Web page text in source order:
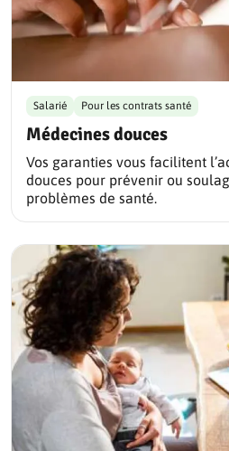
Médecines douces
Salarié Pour les contrats santé
Vos garanties vous facilitent
douces pour prévenir ou
problèmes de santé.